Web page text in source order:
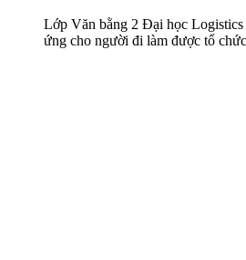
Lớp Văn bằng 2 Đại học
ứng cho người đi làm được tổ